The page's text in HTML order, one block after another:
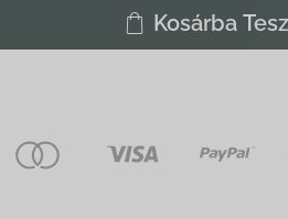
Kosárba